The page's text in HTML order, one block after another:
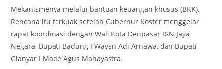
Mekanismenya melalui bantuan keuangan khusus (BKK).
Rencana itu terkuak setelah Gubernur Koster menggelar
rapat koordinasi dengan Wali Kota Denpasar IGN Jaya
Negara, Bupati Badung I Wayan Adi Arnawa, dan Bupati
Gianyar I Made Agus Mahayastra.